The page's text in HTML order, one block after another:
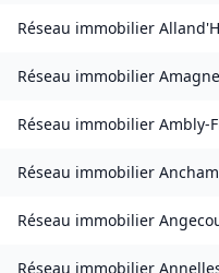
Réseau immobilier
Réseau immobilier Amagne
Réseau immobilier Ambly-
Réseau immobilier
Réseau immobilier
Réseau immobilier